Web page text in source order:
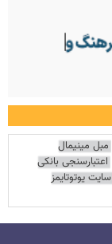
مبل مینیمال
اعتبارسنجی بانکی
سایت یوتوتایمز